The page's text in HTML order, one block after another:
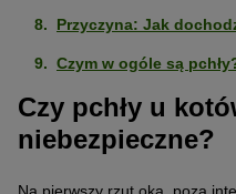
Przyczyna: Jak
Czym w ogóle są
Czy pchły u
niebezpieczne?